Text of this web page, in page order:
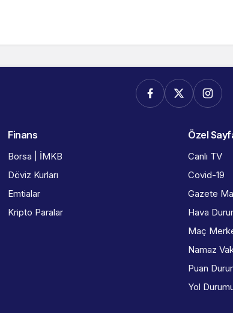
Finans
Borsa | İMKB
Döviz Kurları
Emtialar
Kripto Paralar
Özel
Canlı TV
Covid-19
Gazete
Hava
Maç
Namaz
Puan
Yol